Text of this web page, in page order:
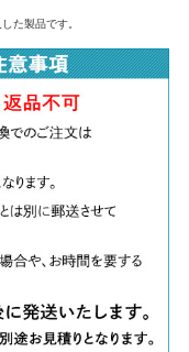
た製品です。